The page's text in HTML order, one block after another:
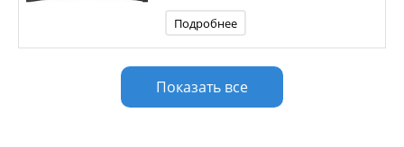
Подробнее
Показать все